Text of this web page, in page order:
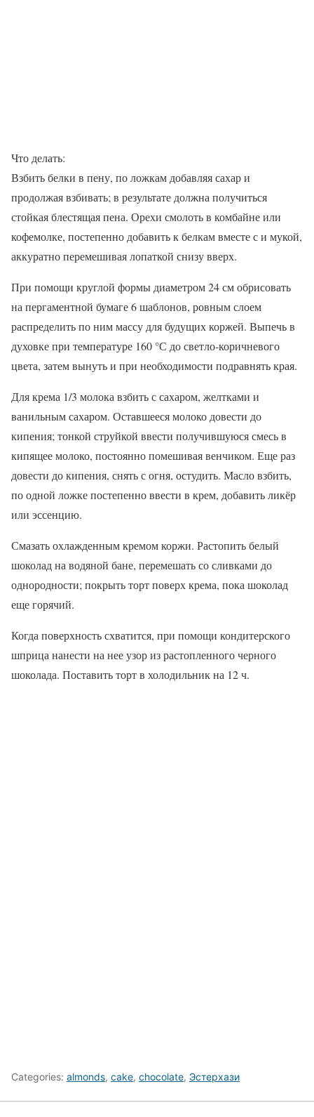
Что делать:
Взбить белки в пену, по ложкам добавляя сахар и
продолжая взбивать; в результате должна получиться
стойкая блестящая пена. Орехи смолоть в комбайне или
кофемолке, постепенно добавить к белкам вместе с и мукой,
аккуратно перемешивая лопаткой снизу вверх.
При помощи круглой формы диаметром 24 см обрисовать
на пергаментной бумаге 6 шаблонов, ровным слоем
распределить по ним массу для будущих коржей. Выпечь в
духовке при температуре 160 °С до светло-коричневого
цвета, затем вынуть и при необходимости подравнять края.
Для крема 1/3 молока взбить с сахаром, желтками и
ванильным сахаром. Оставшееся молоко довести до
кипения; тонкой струйкой ввести получившуюся смесь в
кипящее молоко, постоянно помешивая венчиком. Еще раз
довести до кипения, снять с огня, остудить. Масло взбить,
по одной ложке постепенно ввести в крем, добавить ликёр
или эссенцию.
Смазать охлажденным кремом коржи. Растопить белый
шоколад на водяной бане, перемешать со сливками до
однородности; покрыть торт поверх крема, пока шоколад
еще горячий.
Когда поверхность схватится, при помощи кондитерского
шприца нанести на нее узор из растопленного черного
шоколада. Поставить торт в холодильник на 12 ч.
Categories: almonds, cake, chocolate, Эстерхази